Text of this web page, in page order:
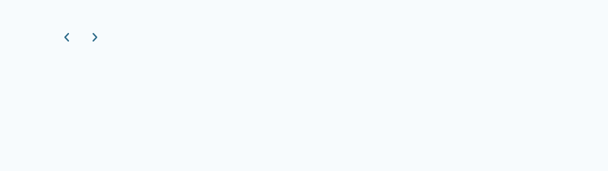
Previous carousel slide
Next carousel slide